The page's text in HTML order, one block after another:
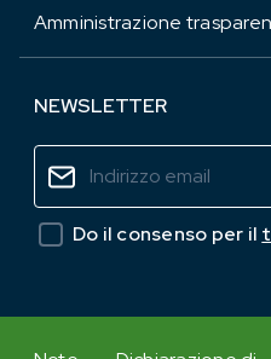
Amministrazione
NEWSLETTER
Do il consenso per il